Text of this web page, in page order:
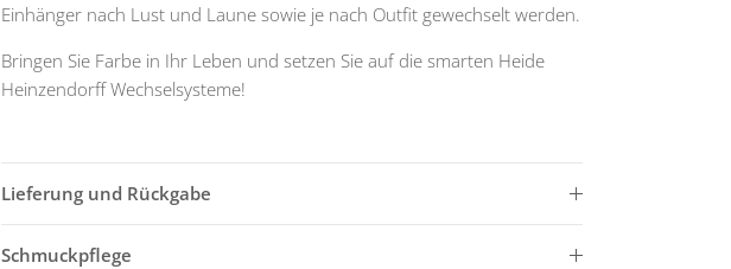
Einhänger nach Lust und Laune sowie je nach Outfit gewechselt werden.
Bringen Sie Farbe in Ihr Leben und setzen Sie auf die smarten Heide
Heinzendorff Wechselsysteme!
Lieferung und Rückgabe
Schmuckpflege